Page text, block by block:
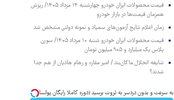
قیمت محصولات ایران خودرو چهارشنبه ۱۴ مرداد ۱۴۰۵/ ریزش
همزمان قیمت‌ها در بازار خودرو
زمان اعلام نتایج آزمون‌های سمپاد و نمونه دولتی مشخص شد
قیمت محصولات ایران خودرو شنبه ۱۰ مرداد ۱۴۰۵/ سورن
پلاس یک میلیارد و ۹۰۵ میلیون تومان
شایعه انحلال ماکان‌بند / امیر مقاره و رهام هادیان از هم جدا
شدند؟
به سرعت و بدون دردسر به ثروت برسید (دوره کاملا رایگان پولسازی)